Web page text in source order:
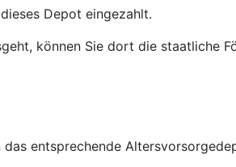
Depot eingezahlt.
können Sie dort die staatliche
entsprechende